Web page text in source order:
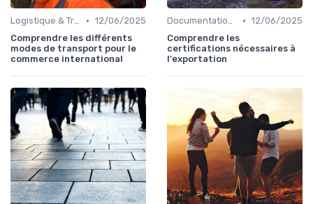
Logistique & Transport • 12/06/2025
Comprendre les différents
modes de transport pour le
commerce international
Documentation & Conformité • 12/06/2025
Comprendre les
certifications nécessaires à
l'exportation